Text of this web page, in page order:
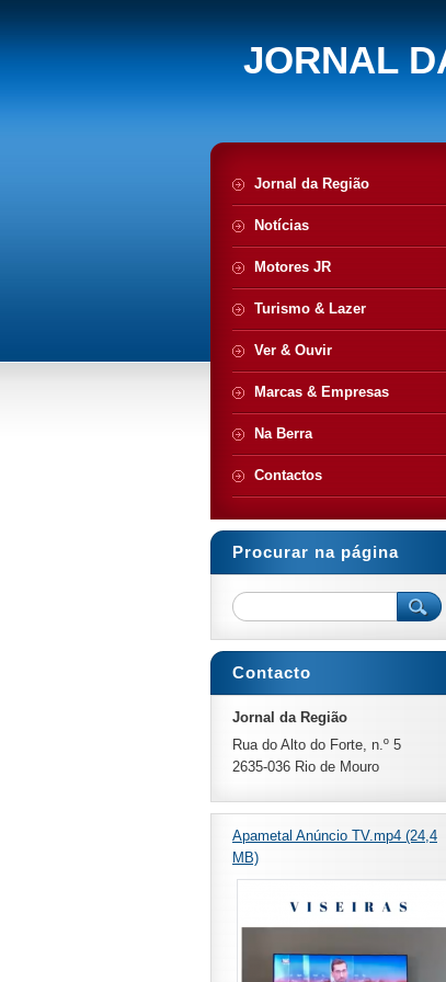
JORNAL
Jornal da Região
Notícias
Motores JR
Turismo & Lazer
Ver & Ouvir
Marcas & Empresas
Na Berra
Contactos
Procurar na página
Contacto
Jornal da Região
Rua do Alto do Forte, n.º 5
2635-036 Rio de Mouro
Apametal Anúncio TV.mp4 (24,4
MB)